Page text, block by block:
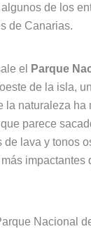
de los
de Canarias.
el
Parque
de la isla,
la naturaleza ha
parece
de lava y tonos
impactantes
Nacional